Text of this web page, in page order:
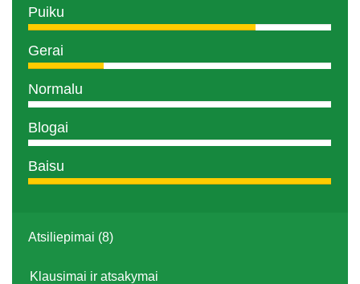
Puiku
Gerai
Normalu
Blogai
Baisu
Atsiliepimai (8)
Klausimai ir atsakymai